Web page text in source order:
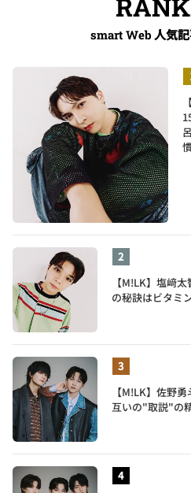
smart Web 人気
【M!LK】塩﨑
の秘訣はビタミ
【M!LK】佐野
互いの"取説"の